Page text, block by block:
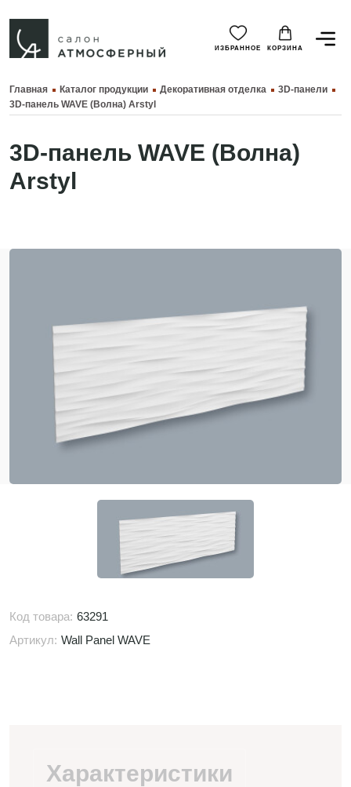
ИЗБРАННОЕ КОРЗИНА
Главная Каталог продукции Декоративная отделка
3D-панели
3D-панель WAVE (Волна) Arstyl
3D-панель WAVE (Волна)
Arstyl
Код товара: 63291
Артикул: Wall Panel WAVE
Характеристики